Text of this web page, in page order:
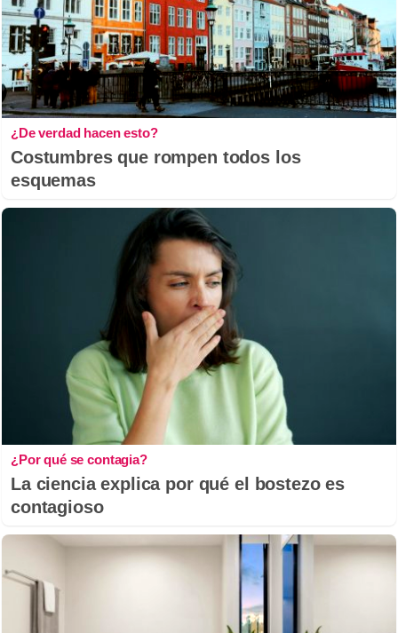
¿De verdad hacen esto?
Costumbres que rompen todos los
esquemas
¿Por qué se contagia?
La ciencia explica por qué el bostezo es
contagioso